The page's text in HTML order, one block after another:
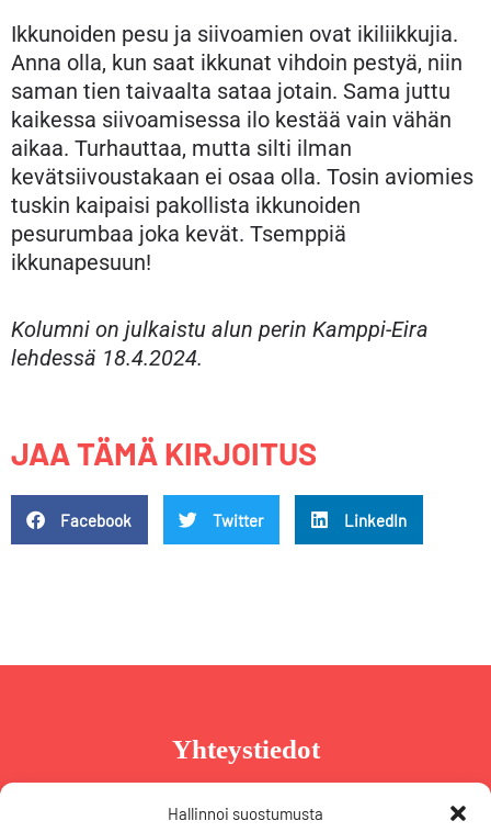
Hallinnoi suostumusta
Ikkunoiden pesu ja siivoamien ovat ikiliikkujia.
Anna olla, kun saat ikkunat vihdoin pestyä, niin
saman tien taivaalta sataa jotain. Sama juttu
kaikessa siivoamisessa ilo kestää vain vähän
aikaa. Turhauttaa, mutta silti ilman
kevätsiivoustakaan ei osaa olla. Tosin aviomies
tuskin kaipaisi pakollista ikkunoiden
pesurumbaa joka kevät. Tsemppiä
ikkunapesuun!
Kolumni on julkaistu alun perin Kamppi-Eira
lehdessä 18.4.2024.
JAA TÄMÄ KIRJOITUS
Facebook Twitter LinkedIn
Yhteystiedot
Taru Reinikainen